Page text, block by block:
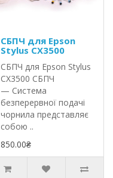
СБПЧ для Epson
Stylus CX3500
СБПЧ для Epson Stylus
CX3500 СБПЧ
— Система
безперервної подачі
чорнила представляє
собою ..
850.00₴